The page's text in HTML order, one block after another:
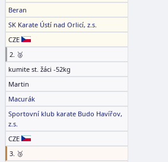
Beran
SK Karate Ústí nad Orlicí, z.s.
CZE
2. 🥈
kumite st. žáci -52kg
Martin
Macurák
Sportovní klub karate Budo Havířov,
z.s.
CZE
3. 🥉